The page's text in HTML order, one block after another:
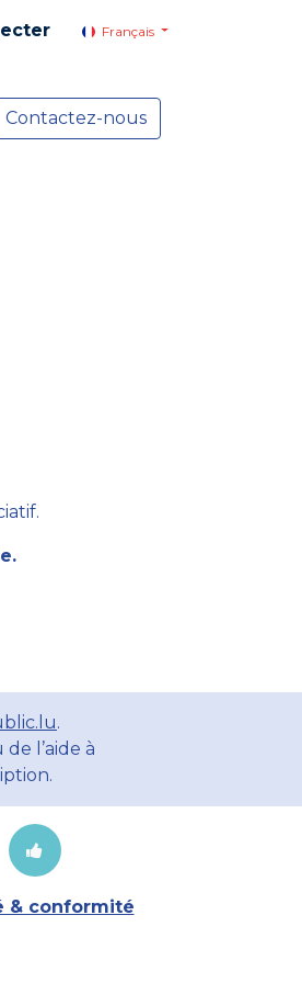
Français
Actualités
Contactez-nous
.
l’aide à
& conformité